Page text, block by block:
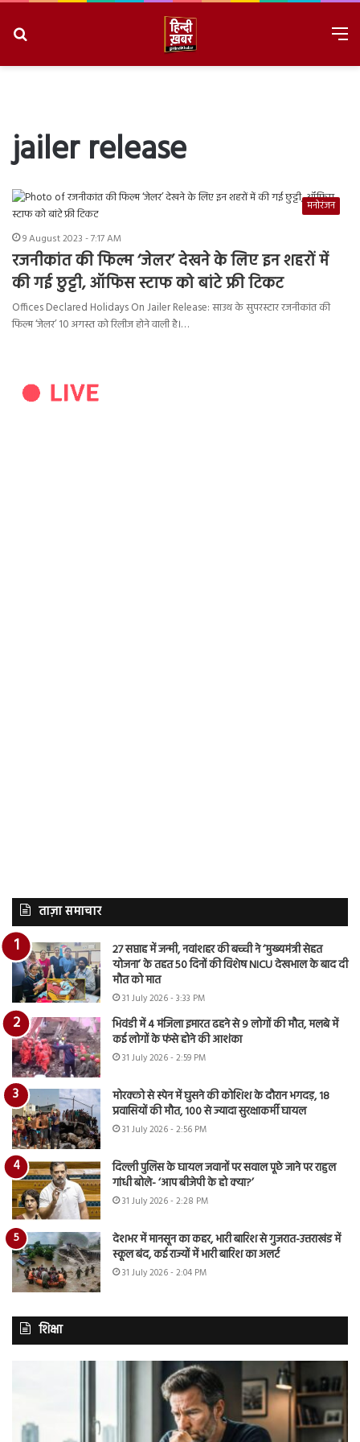
jailer release
मनोरंजन
9 August 2023 - 7:17 AM
रजनीकांत की फिल्म ‘जेलर’ देखने के लिए इन शहरों में
की गई छुट्टी, ऑफिस स्टाफ को बांटे फ्री टिकट
Offices Declared Holidays On Jailer Release: साउथ के सुपरस्टार रजनीकांत की
फिल्म ‘जेलर’ 10 अगस्त को रिलीज होने वाली है।…
ताज़ा समाचार
27 सप्ताह में जन्मी, नवांशहर की बच्ची ने ‘मुख्यमंत्री सेहत
योजना’ के तहत 50 दिनों की विशेष NICU देखभाल के बाद दी
मौत को मात
31 July 2026 - 3:33 PM
भिवंडी में 4 मंजिला इमारत ढहने से 9 लोगों की मौत, मलबे में
कई लोगों के फंसे होने की आशंका
31 July 2026 - 2:59 PM
मोरक्को से स्पेन में घुसने की कोशिश के दौरान भगदड़, 18
प्रवासियों की मौत, 100 से ज्यादा सुरक्षाकर्मी घायल
31 July 2026 - 2:56 PM
दिल्ली पुलिस के घायल जवानों पर सवाल पूछे जाने पर राहुल
गांधी बोले- ‘आप बीजेपी के हो क्या?’
31 July 2026 - 2:28 PM
देशभर में मानसून का कहर, भारी बारिश से गुजरात-उत्तराखंड में
स्कूल बंद, कई राज्यों में भारी बारिश का अलर्ट
31 July 2026 - 2:04 PM
शिक्षा